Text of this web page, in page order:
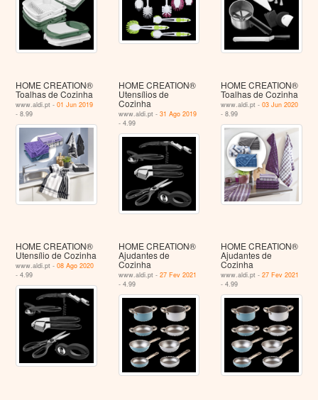
HOME CREATION®
Toalhas de Cozinha
www.aldi.pt -01 Jun 2019
- 8.99
HOME CREATION®
Utensílios de
Cozinha
www.aldi.pt - 31 Ago 2019
- 4.99
HOME CREATION®
Toalhas de Cozinha
www.aldi.pt -03 Jun 2020
- 8.99
HOME CREATION®
Utensílio de Cozinha
www.aldi.pt -08 Ago 2020
- 4.99
HOME CREATION®
Ajudantes de
Cozinha
www.aldi.pt - 27 Fev 2021
- 4.99
HOME CREATION®
Ajudantes de
Cozinha
www.aldi.pt -27 Fev 2021
- 4.99